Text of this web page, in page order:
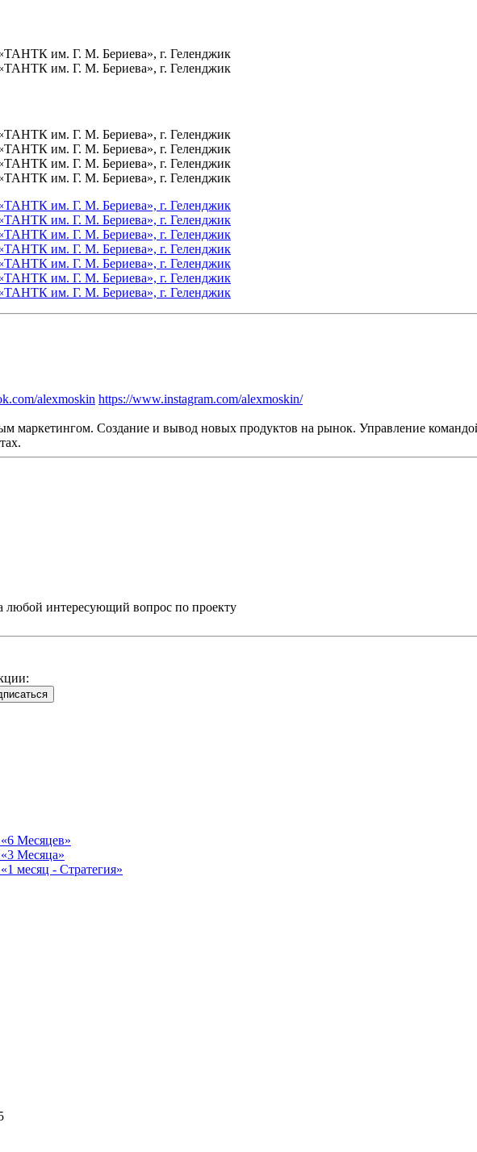
alexmoskin https://www.instagram.com/alexmoskin/
маркетингом. Создание и вывод новых продуктов на рынок. Управление
любой интересующий вопрос по проекту
Месяцев»
Месяца»
месяц - Стратегия»